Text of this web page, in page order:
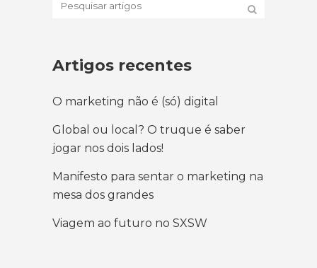
Artigos recentes
O marketing não é (só) digital
Global ou local? O truque é saber
jogar nos dois lados!
Manifesto para sentar o marketing na
mesa dos grandes
Viagem ao futuro no SXSW